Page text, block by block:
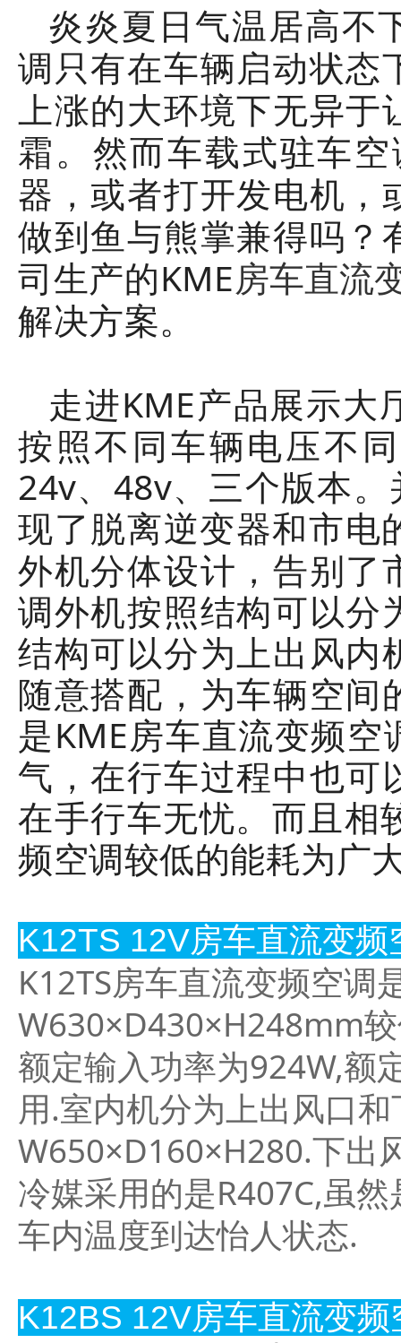
炎炎夏日气温居高不
调只有在车辆启动状态
上涨的大环境下无异于
霜。 然而车载式驻车
器，或者打开发电机，
做到鱼与熊掌兼得吗？
司生产的KME房车直流
解决方案。
走进KME产品展示大
按照不同车辆电压不
24v、48v、三个版本
现了脱离逆变器和市电
外机分体设计，告别了
调外机按照结构可以分
结构可以分为上出风内
随意搭配，为车辆空间
是KME房车直流变频
气，在行车过程中也可
在手行车无忧。而且相
频空调较低的能耗为广
K12TS 12V房车直流变频
K12TS房车直流变频空调
W630×D430×H248mm
额定输入功率为924W,额
用.室内机分为上出风口
W650×D160×H280.下出
冷媒采用的是R407C,虽
车内温度到达怡人状态.
K12BS 12V房车直流变频